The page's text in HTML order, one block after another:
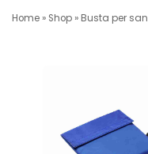
Home » Shop » Busta per